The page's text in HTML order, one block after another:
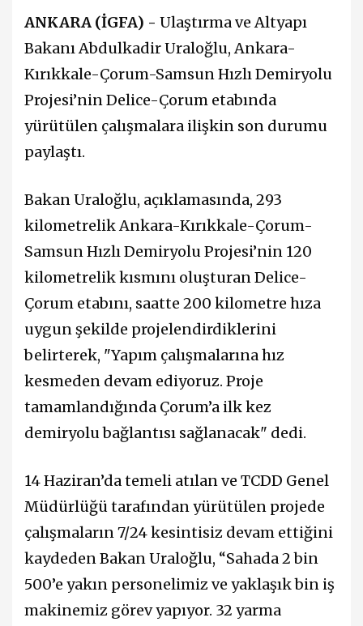
ANKARA (İGFA) - Ulaştırma ve Altyapı
Bakanı Abdulkadir Uraloğlu, Ankara-
Kırıkkale-Çorum-Samsun Hızlı Demiryolu
Projesi’nin Delice-Çorum etabında
yürütülen çalışmalara ilişkin son durumu
paylaştı.
Bakan Uraloğlu, açıklamasında, 293
kilometrelik Ankara-Kırıkkale-Çorum-
Samsun Hızlı Demiryolu Projesi’nin 120
kilometrelik kısmını oluşturan Delice-
Çorum etabını, saatte 200 kilometre hıza
uygun şekilde projelendirdiklerini
belirterek, "Yapım çalışmalarına hız
kesmeden devam ediyoruz. Proje
tamamlandığında Çorum’a ilk kez
demiryolu bağlantısı sağlanacak" dedi.
14 Haziran’da temeli atılan ve TCDD Genel
Müdürlüğü tarafından yürütülen projede
çalışmaların 7/24 kesintisiz devam ettiğini
kaydeden Bakan Uraloğlu, “Sahada 2 bin
500’e yakın personelimiz ve yaklaşık bin iş
makinemiz görev yapıyor. 32 yarma